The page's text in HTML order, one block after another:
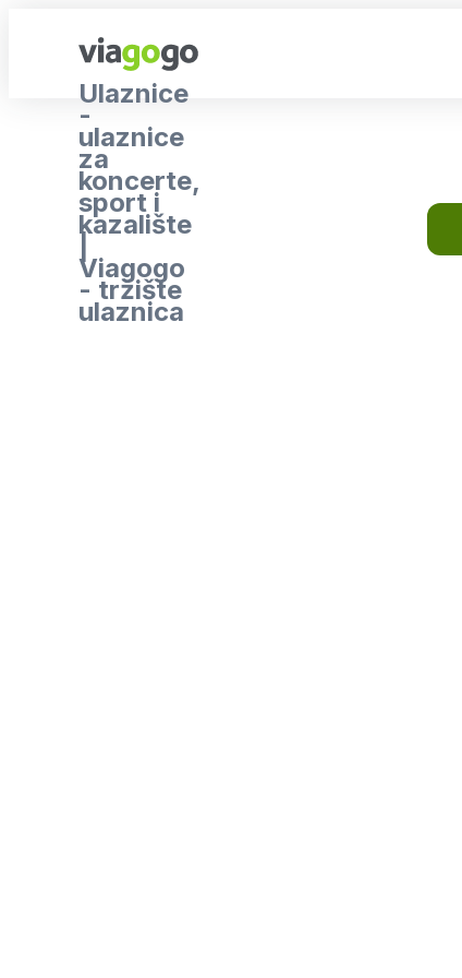
Ulaznice
-
ulaznice
za
koncerte,
sport i
kazalište
Viagogo
- tržište
ulaznica